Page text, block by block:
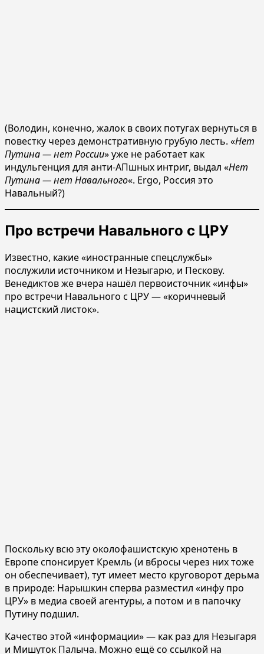
(Володин, конечно, жалок в своих потугах вернуться в
повестку через демонстративную грубую лесть. «Нет
Путина — нет России» уже не работает как
индульгенция для анти-АПшных интриг, выдал «Нет
Путина — нет Навального«. Ergo, Россия это
Навальный?)
Про встречи Навального с ЦРУ
Известно, какие «иностранные спецслужбы»
послужили источником и Незыгарю, и Пескову.
Венедиктов же вчера нашёл первоисточник «инфы»
про встречи Навального с ЦРУ — «коричневый
нацистский листок».
Поскольку всю эту околофашистскую хренотень в
Европе спонсирует Кремль (и вбросы через них тоже
он обеспечивает), тут имеет место круговорот дерьма
в природе: Нарышкин сперва разместил «инфу про
ЦРУ» в медиа своей агентуры, а потом и в папочку
Путину подшил.
Качество этой «информации» — как раз для Незыгаря
и Мишуток Палыча. Можно ещё со ссылкой на